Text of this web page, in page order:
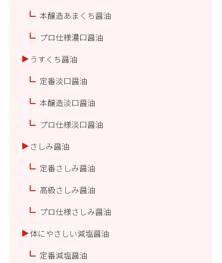
本醸造あまくち醤油
プロ仕様濃口醤油
うすくち醤油
定番淡口醤油
本醸造淡口醤油
プロ仕様淡口醤油
さしみ醤油
定番さしみ醤油
高級さしみ醤油
プロ仕様さしみ醤油
体にやさしい減塩醤油
定番減塩醤油